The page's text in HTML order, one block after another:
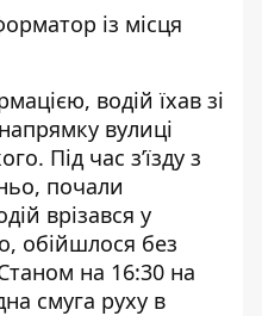
із місця
водій їхав зі
вулиці
Під час з’їзду з
почали
врізався у
обійшлося без
на 16:30 на
смуга руху в